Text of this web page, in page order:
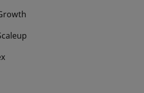
en una pestaña nueva
en una pestaña nueva
en una pestaña nueva
en una pestaña nueva